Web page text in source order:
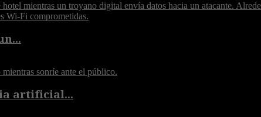
artificial...